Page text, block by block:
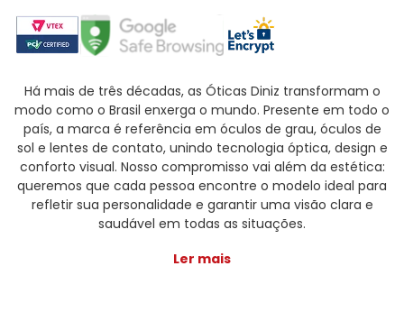
Há mais de três décadas, as Óticas Diniz transformam o
modo como o Brasil enxerga o mundo. Presente em todo o
país, a marca é referência em óculos de grau, óculos de
sol e lentes de contato, unindo tecnologia óptica, design e
conforto visual. Nosso compromisso vai além da estética:
queremos que cada pessoa encontre o modelo ideal para
refletir sua personalidade e garantir uma visão clara e
saudável em todas as situações.
Ler mais